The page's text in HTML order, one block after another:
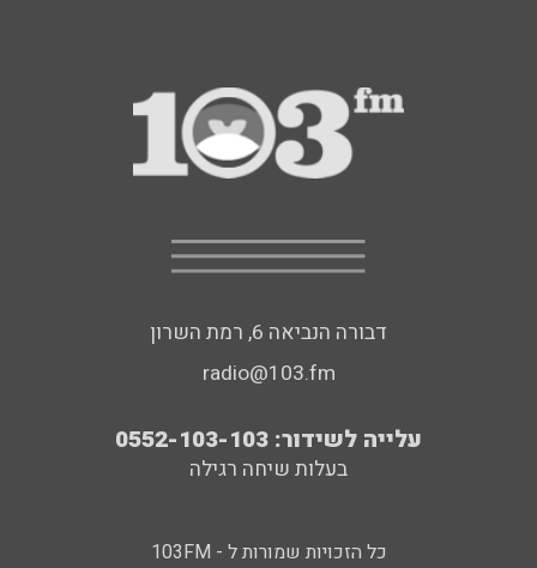
דבורה הנביאה 6, רמת השרון
radio@103.fm
עלייה לשידור: 0552-103-103
בעלות שיחה רגילה
כל הזכויות שמורות ל - 103FM